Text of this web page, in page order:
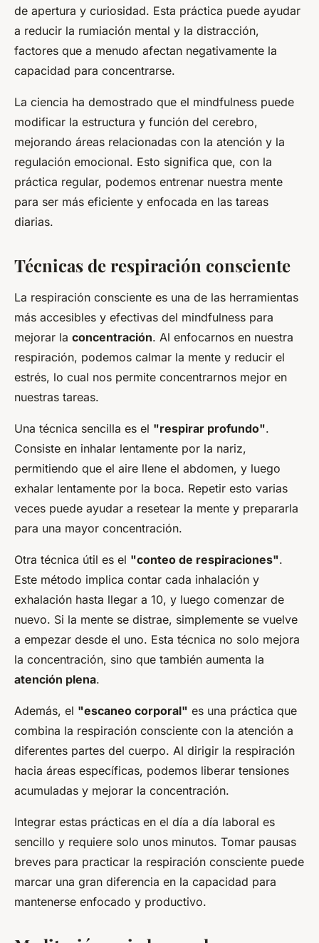
de apertura y curiosidad. Esta práctica puede ayudar
a reducir la rumiación mental y la distracción,
factores que a menudo afectan negativamente la
capacidad para concentrarse.
La ciencia ha demostrado que el mindfulness puede
modificar la estructura y función del cerebro,
mejorando áreas relacionadas con la atención y la
regulación emocional. Esto significa que, con la
práctica regular, podemos entrenar nuestra mente
para ser más eficiente y enfocada en las tareas
diarias.
Técnicas de respiración consciente
La respiración consciente es una de las herramientas
más accesibles y efectivas del mindfulness para
mejorar la concentración. Al enfocarnos en nuestra
respiración, podemos calmar la mente y reducir el
estrés, lo cual nos permite concentrarnos mejor en
nuestras tareas.
Una técnica sencilla es el "respirar profundo".
Consiste en inhalar lentamente por la nariz,
permitiendo que el aire llene el abdomen, y luego
exhalar lentamente por la boca. Repetir esto varias
veces puede ayudar a resetear la mente y prepararla
para una mayor concentración.
Otra técnica útil es el "conteo de respiraciones".
Este método implica contar cada inhalación y
exhalación hasta llegar a 10, y luego comenzar de
nuevo. Si la mente se distrae, simplemente se vuelve
a empezar desde el uno. Esta técnica no solo mejora
la concentración, sino que también aumenta la
atención plena.
Además, el "escaneo corporal" es una práctica que
combina la respiración consciente con la atención a
diferentes partes del cuerpo. Al dirigir la respiración
hacia áreas específicas, podemos liberar tensiones
acumuladas y mejorar la concentración.
Integrar estas prácticas en el día a día laboral es
sencillo y requiere solo unos minutos. Tomar pausas
breves para practicar la respiración consciente puede
marcar una gran diferencia en la capacidad para
mantenerse enfocado y productivo.